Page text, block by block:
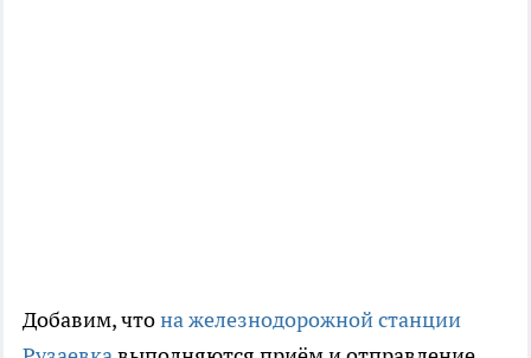
Добавим, чтона железнодорожной станции